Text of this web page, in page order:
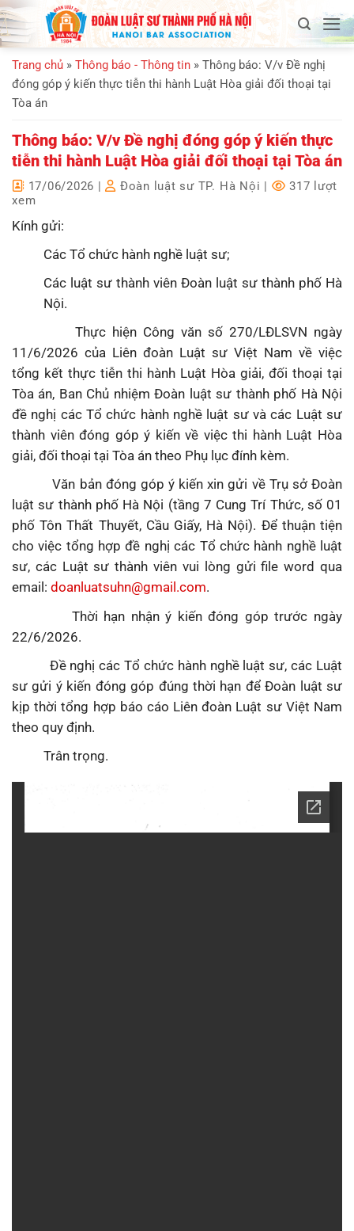
Bỏ
qua
nội
dung
Trang chủ » Thông báo - Thông tin » Thông báo: V/v Đề nghị
đóng góp ý kiến thực tiễn thi hành Luật Hòa giải đối thoại tại
Tòa án
Thông báo: V/v Đề nghị đóng góp ý kiến thực
tiễn thi hành Luật Hòa giải đối thoại tại Tòa án
17/06/2026 | Đoàn luật sư TP. Hà Nội |
317 lượt
xem
Kính gửi:
Các Tổ chức hành nghề luật sư;
Các luật sư thành viên Đoàn luật sư thành phố Hà
Nội.
Thực hiện Công văn số 270/LĐLSVN ngày
11/6/2026 của Liên đoàn Luật sư Việt Nam về việc
tổng kết thực tiễn thi hành Luật Hòa giải, đối thoại tại
Tòa án, Ban Chủ nhiệm Đoàn luật sư thành phố Hà Nội
đề nghị các Tổ chức hành nghề luật sư và các Luật sư
thành viên đóng góp ý kiến về việc thi hành Luật Hòa
giải, đối thoại tại Tòa án theo Phụ lục đính kèm.
Văn bản đóng góp ý kiến xin gửi về Trụ sở Đoàn
luật sư thành phố Hà Nội (tầng 7 Cung Trí Thức, số 01
phố Tôn Thất Thuyết, Cầu Giấy, Hà Nội). Để thuận tiện
cho việc tổng hợp đề nghị các Tổ chức hành nghề luật
sư, các Luật sư thành viên vui lòng gửi file word qua
email: doanluatsuhn@gmail.com.
Thời hạn nhận ý kiến đóng góp trước ngày
22/6/2026.
Đề nghị các Tổ chức hành nghề luật sư, các Luật
sư gửi ý kiến đóng góp đúng thời hạn để Đoàn luật sư
kịp thời tổng hợp báo cáo Liên đoàn Luật sư Việt Nam
theo quy định.
Trân trọng.